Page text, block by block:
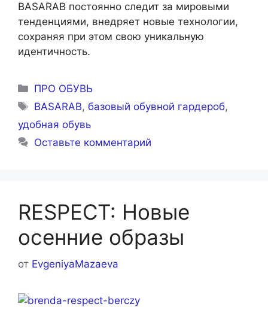
BASARAB постоянно следит за мировыми
тенденциями, внедряет новые технологии,
сохраняя при этом свою уникальную
идентичность.
Рубрики
ПРО ОБУВЬ
Метки
BASARAB,базовый обувной гардероб,
удобная обувь
Оставьте комментарий
RESPECT: Новые
осенние образы
от EvgeniyaMazaeva